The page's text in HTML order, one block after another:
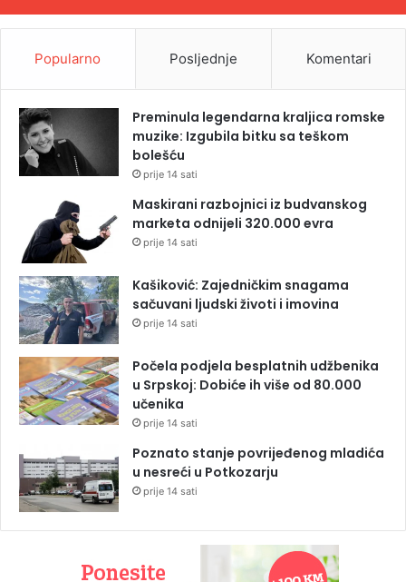
Popularno Posljednje Komentari
Preminula legendarna kraljica romske
muzike: Izgubila bitku sa teškom
bolešću
prije 14 sati
Maskirani razbojnici iz budvanskog
marketa odnijeli 320.000 evra
prije 14 sati
Kašiković: Zajedničkim snagama
sačuvani ljudski životi i imovina
prije 14 sati
Počela podjela besplatnih udžbenika
u Srpskoj: Dobiće ih više od 80.000
učenika
prije 14 sati
Poznato stanje povrijeđenog mladića
u nesreći u Potkozarju
prije 14 sati